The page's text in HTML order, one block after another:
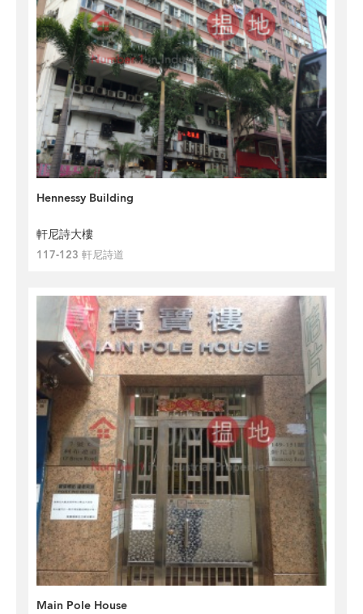
Hennessy Building
軒尼詩大樓
117-123 軒尼詩道
Main Pole House